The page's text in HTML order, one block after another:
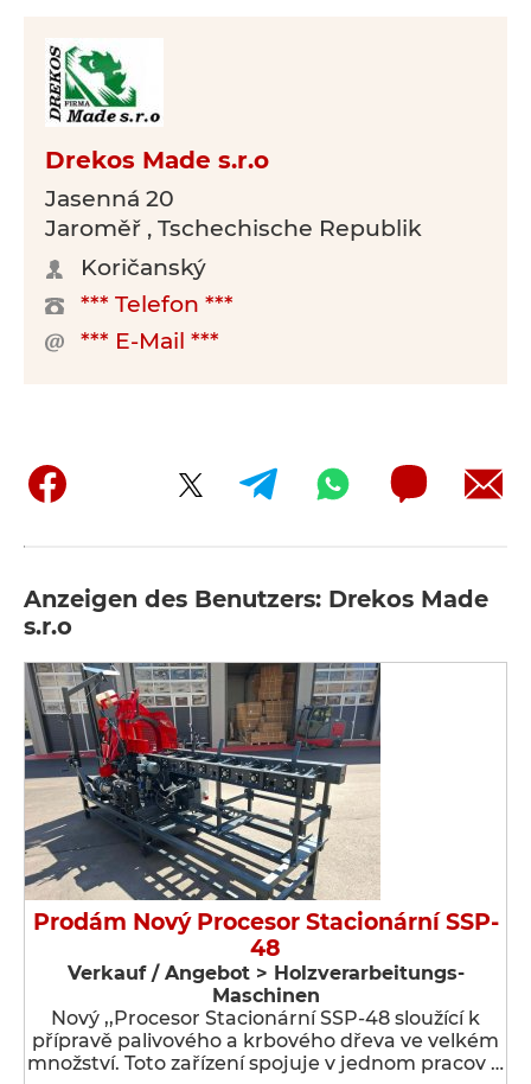
Drekos Made s.r.o
Jasenná 20
Jaroměř , Tschechische Republik
Koričanský
*** Telefon ***
*** E-Mail ***
Anzeigen des Benutzers: Drekos Made
s.r.o
Prodám Nový Procesor Stacionární SSP-
48
Verkauf / Angebot > Holzverarbeitungs-
Maschinen
Nový ,,Procesor Stacionární SSP-48 sloužící k
přípravě palivového a krbového dřeva ve velkém
množství. Toto zařízení spojuje v jednom pracov …